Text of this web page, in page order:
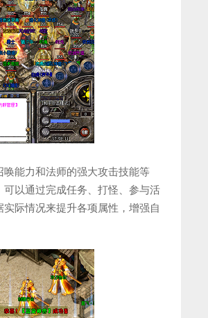
能力和法师的强大攻击技能等
以通过完成任务、打怪、参与活
际情况来提升各项属性，增强自